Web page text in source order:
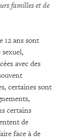
familles et de
12 ans sont
avec des
certaines sont
certains
de
face à de